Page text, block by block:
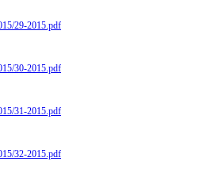
29-2015.pdf
30-2015.pdf
31-2015.pdf
32-2015.pdf